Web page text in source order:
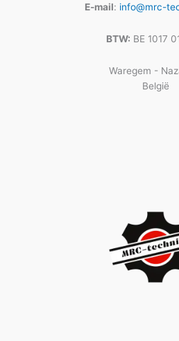
E-mail: info@mrc-
BTW: BE 1017
Waregem -
België